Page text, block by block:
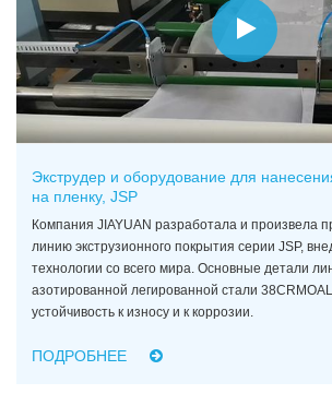
Экструдер и оборудование для
на пленку, JSP
Компания JIAYUAN разработала и произвела
линию экструзионного покрытия серии JSP,
технологии со всего мира. Основные детали
азотированной легированной стали
устойчивость к износу и к коррозии.
ПОДРОБНЕЕ